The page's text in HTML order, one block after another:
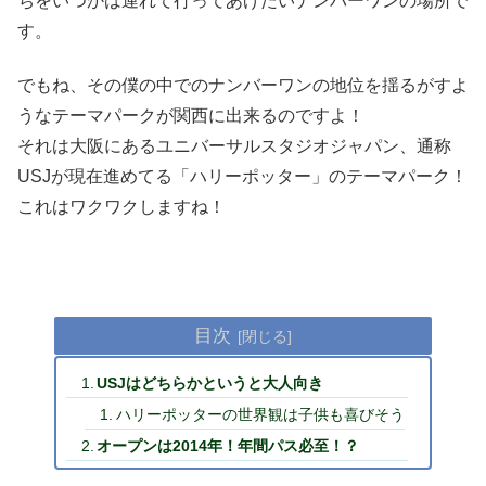
す。
でもね、その僕の中でのナンバーワンの地位を揺るがすよ
うなテーマパークが関西に出来るのですよ！
それは大阪にあるユニバーサルスタジオジャパン、通称
USJが現在進めてる「ハリーポッター」のテーマパーク！
これはワクワクしますね！
目次
USJはどちらかというと大人向き
ハリーポッターの世界観は子供も喜びそう
オープンは2014年！年間パス必至！？